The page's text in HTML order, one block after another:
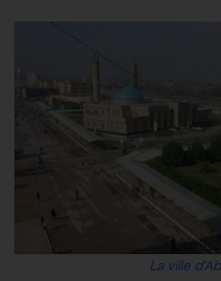
La ville